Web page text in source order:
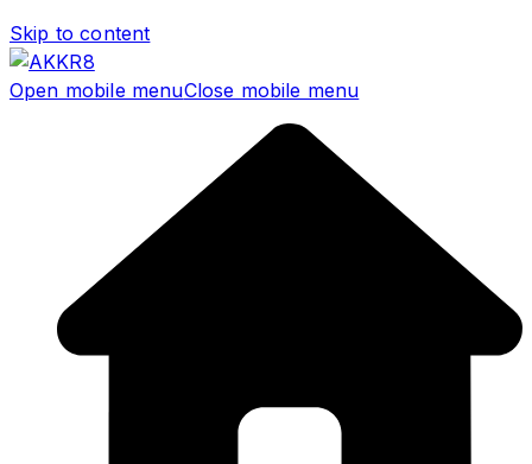
Skip to content
Open mobile menuClose mobile menu